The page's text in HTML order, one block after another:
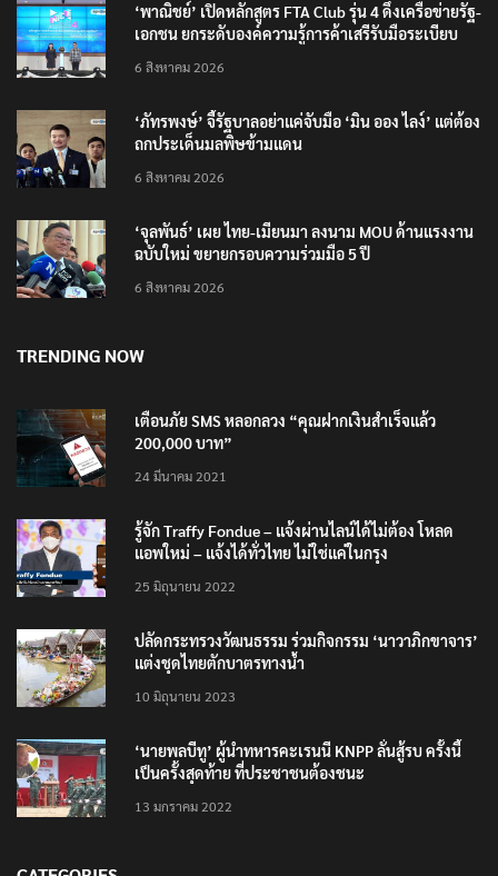
‘พาณิชย์’ เปิดหลักสูตร FTA Club รุ่น 4 ดึงเครือข่ายรัฐ-
เอกชน ยกระดับองค์ความรู้การค้าเสรีรับมือระเบียบ
6 สิงหาคม 2026
‘ภัทรพงษ์’ จี้รัฐบาลอย่าแค่จับมือ ‘มิน ออง ไลง์’ แต่ต้อง
ถกประเด็นมลพิษข้ามแดน
6 สิงหาคม 2026
‘จุลพันธ์’ เผย ไทย-เมียนมา ลงนาม MOU ด้านแรงงาน
ฉบับใหม่ ขยายกรอบความร่วมมือ 5 ปี
6 สิงหาคม 2026
TRENDING NOW
เตือนภัย SMS หลอกลวง “คุณฝากเงินสำเร็จแล้ว
200,000 บาท”
24 มีนาคม 2021
รู้จัก Traffy Fondue – แจ้งผ่านไลน์ได้ไม่ต้อง โหลด
แอพใหม่ – แจ้งได้ทั่วไทย ไม่ใช่แค่ในกรุง
25 มิถุนายน 2022
ปลัดกระทรวงวัฒนธรรม ร่วมกิจกรรม ‘นาวาภิกขาจาร’
แต่งชุดไทยตักบาตรทางน้ำ
10 มิถุนายน 2023
‘นายพลบีทู’ ผู้นำทหารคะเรนนี KNPP ลั่นสู้รบ ครั้งนี้
เป็นครั้งสุดท้าย ที่ประชาชนต้องชนะ
13 มกราคม 2022